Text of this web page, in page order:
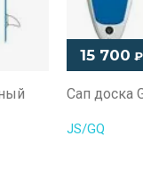
15 700 ₽
Сап доска
JS/GQ